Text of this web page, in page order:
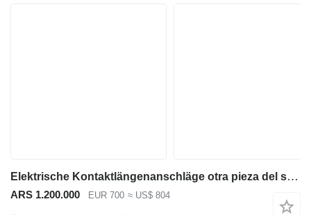
Elektrische Kontaktlängenanschläge otra pieza del sistema eléctrico para Mubea Peddinghaus maquinaria para metal
ARS 1.200.000 EUR 700 ≈ US$ 804